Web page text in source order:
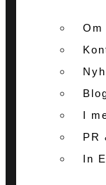
Om
I
PR
In